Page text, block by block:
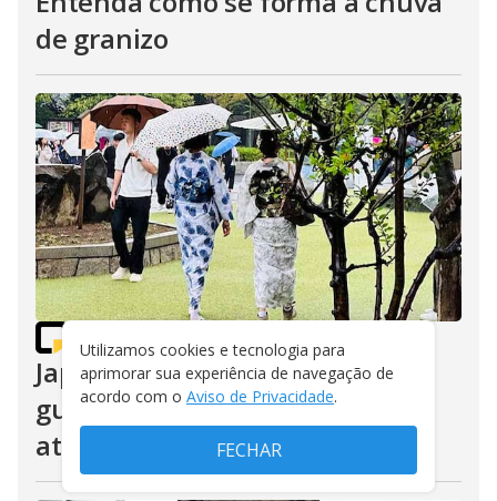
de granizo
Japoneses têm hábito com
guarda-chuva que chama a
atenção
Utilizamos cookies e tecnologia para
aprimorar sua experiência de navegação de
acordo com o Aviso de Privacidade.
FECHAR